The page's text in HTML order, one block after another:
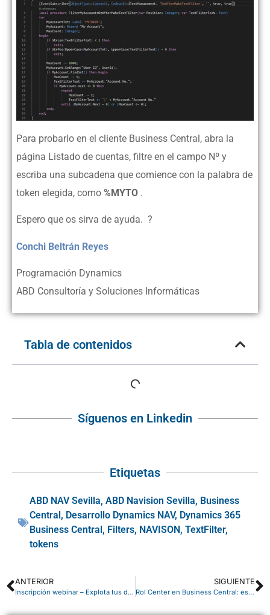
Para probarlo en el cliente Business Central, abra la
página Listado de cuentas, filtre en el campo Nº y
escriba una subcadena que comience con la palabra de
token elegida, como %MYTO .
Espero que os sirva de ayuda. ?
Conchi Beltrán Reyes
Programación Dynamics
ABD Consultoría y Soluciones Informáticas
Tabla de contenidos
Síguenos en Linkedin
Etiquetas
ABD NAV Sevilla, ABD Navision Sevilla, Business
Central , Desarrollo Dynamics NAV, Dynamics 365
Business Central , Filters, NAVISON , TextFilter,
tokens
ANTERIOR
Inscripción webinar – Explota tus datos de NAV/BC en Microsoft Power BI – 7 de mayo a las 13:00h
SIGUIENTE
Rol Center en Business Central: estructura y principales elementos